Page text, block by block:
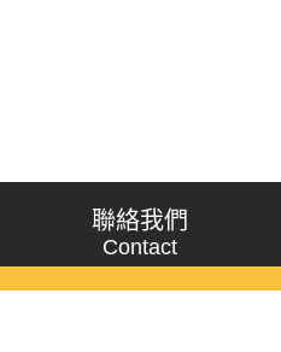
聯絡我們
Contact